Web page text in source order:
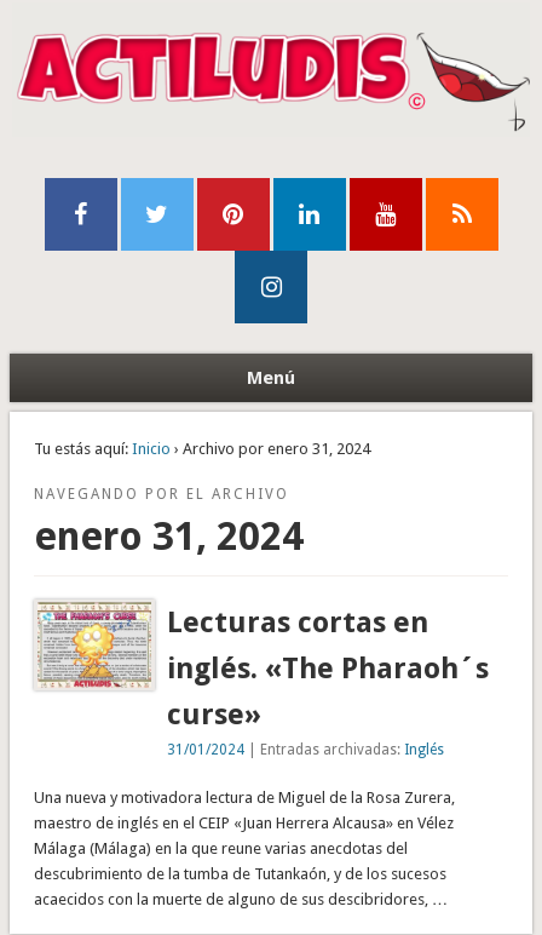
Menú
Tu estás aquí: Inicio › Archivo por enero 31, 2024
NAVEGANDO POR EL ARCHIVO
enero 31, 2024
Lecturas cortas en
inglés. «The Pharaoh´s
curse»
31/01/2024 | Entradas archivadas: Inglés
Una nueva y motivadora lectura de Miguel de la Rosa Zurera,
maestro de inglés en el CEIP «Juan Herrera Alcausa» en Vélez
Málaga (Málaga) en la que reune varias anecdotas del
descubrimiento de la tumba de Tutankaón, y de los sucesos
acaecidos con la muerte de alguno de sus descibridores, …